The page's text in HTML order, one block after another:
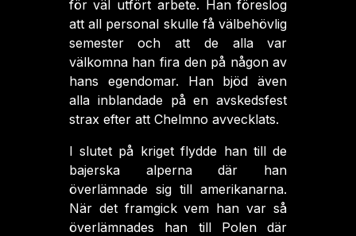
för väl utfört arbete. Han föreslog
att all personal skulle få välbehövlig
semester och att de alla var
välkomna han fira den på någon av
hans egendomar. Han bjöd även
alla inblandade på en avskedsfest
strax efter att Chelmno avvecklats.
I slutet på kriget flydde han till de
bajerska alperna där han
överlämnade sig till amerikanarna.
När det framgick vem han var så
överlämnades han till Polen där